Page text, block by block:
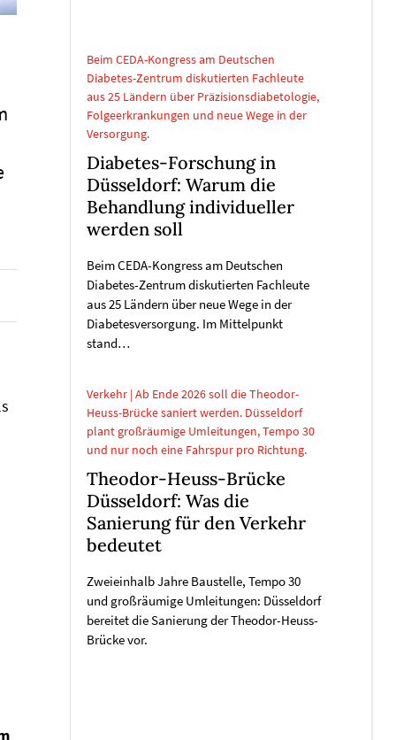
Beim CEDA-Kongress am Deutschen
Diabetes-Zentrum diskutierten Fachleute
aus 25 Ländern über Präzisionsdiabetologie,
Folgeerkrankungen und neue Wege in der
Versorgung.
Diabetes-Forschung in
Düsseldorf: Warum die
Behandlung individueller
werden soll
Beim CEDA-Kongress am Deutschen
Diabetes-Zentrum diskutierten Fachleute
aus 25 Ländern über neue Wege in der
Diabetesversorgung. Im Mittelpunkt
stand…
Verkehr | Ab Ende 2026 soll die Theodor-
Heuss-Brücke saniert werden. Düsseldorf
plant großräumige Umleitungen, Tempo 30
und nur noch eine Fahrspur pro Richtung.
Theodor-Heuss-Brücke
Düsseldorf: Was die
Sanierung für den Verkehr
bedeutet
Zweieinhalb Jahre Baustelle, Tempo 30
und großräumige Umleitungen: Düsseldorf
bereitet die Sanierung der Theodor-Heuss-
Brücke vor.